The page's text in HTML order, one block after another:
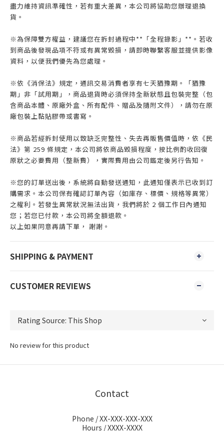
盡力維持資訊準確性，若有重大差異，本公司將協助您辦理退換
貨。
※為保障雙方權益，建議您在拆封過程中**「全程錄影」**。若收
到商品後發現品項不符或有異常毀損，請即時聯繫客服並提供影像
資料，以便我們優先為您處理。
※依《消保法》規定，通訊交易消費者享有七天猶豫期。「猶豫
期」非「試用期」，商品退貨時必須保持全新狀態且包裝完整（包
含商品本體、原廠外盒、所有配件、贈品及隨附文件），請勿在原
廠包裝上黏貼膠帶或書寫。
※商品若經拆封使用以致缺乏完整性、失去再販售價值時，依《民
法》第 259 條規定，本公司將依商品毀損程度，按比例酌收回復
原狀之必要費用（整新費），實際費用由公司鑑定後另行告知。
※您的訂單送出後，系統將自動發送通知，此通知僅表示已收到訂
購需求。本公司保有確認訂單內容（如庫存、標價、規格等異常）
之權利。若發生異常狀況無法出貨，我們將於 2 個工作日內通知
您；若您已付款，本公司將全額退款。
以上如果同意再請下單， 謝謝。
SHIPPING & PAYMENT
CUSTOMER REVIEWS
No review for this product
Contact
Phone / XX-XXX-XXX-XXX
Hours / XXXX-XXXX